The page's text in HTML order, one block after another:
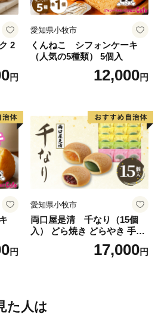
2
円
愛知県小牧市
くんねこ シフォンケーキ
（人気の5種類） 5個入
12,000円
円
愛知県小牧市
両口屋是清 千なり（15個
入） どら焼き どらやき 手土
産 お土産 土産 丹波大納言小
豆 抹茶 林檎 りんご 慶事 お
17,000円
た人は